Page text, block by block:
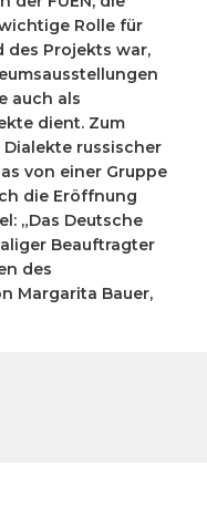
Rolle für
des Projekts war,
auch als
dient. Zum
russischer
von einer Gruppe
die Eröffnung
„Das Deutsche
Beauftragter
des
Margarita Bauer,